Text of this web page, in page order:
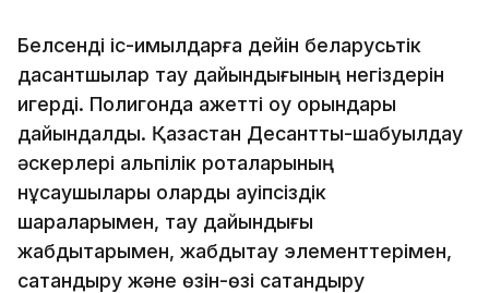
Белсенді іс-қимылдарға дейін беларусьтік
дасантшылар тау дайындығының негіздерін
игерді. Полигонда қажетті оқу орындары
дайындалды. Қазақстан Десанттық-шабуылдау
әскерлері альпілік роталарының
нұсқаушылары оларды қауіпсіздік
шараларымен, тау дайындығы
жабдықтарымен, жабдықтау элементтерімен,
сақтандыру және өзін-өзі сақтандыру